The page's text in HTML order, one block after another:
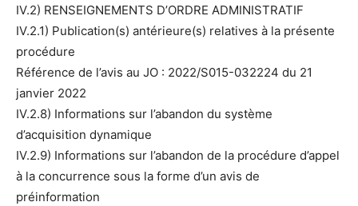
IV.2) RENSEIGNEMENTS D’ORDRE ADMINISTRATIF
IV.2.1) Publication(s) antérieure(s) relatives à la présente
procédure
Référence de l’avis au JO : 2022/S015-032224 du 21
janvier 2022
IV.2.8) Informations sur l’abandon du système
d’acquisition dynamique
IV.2.9) Informations sur l’abandon de la procédure d’appel
à la concurrence sous la forme d’un avis de
préinformation